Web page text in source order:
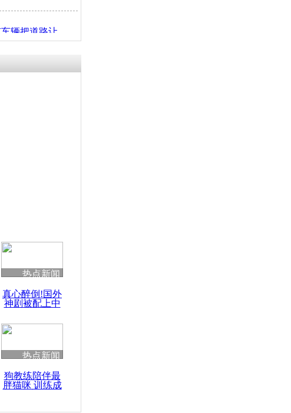
辆把道路让
童突发疾病交
花山节
热点新闻
真心醉倒!国外
神剧被配上中
热点新闻
狗教练陪伴最
胖猫咪 训练成